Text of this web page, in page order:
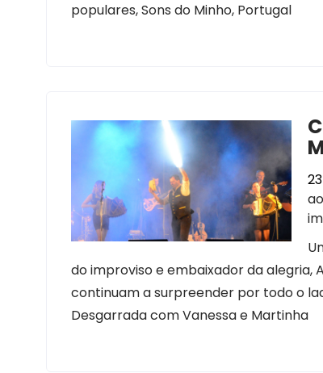
populares, Sons do Minho, Portugal
do improviso e embaixador da
continuam a surpreender por todo o
Desgarrada com Vanessa e Martinha